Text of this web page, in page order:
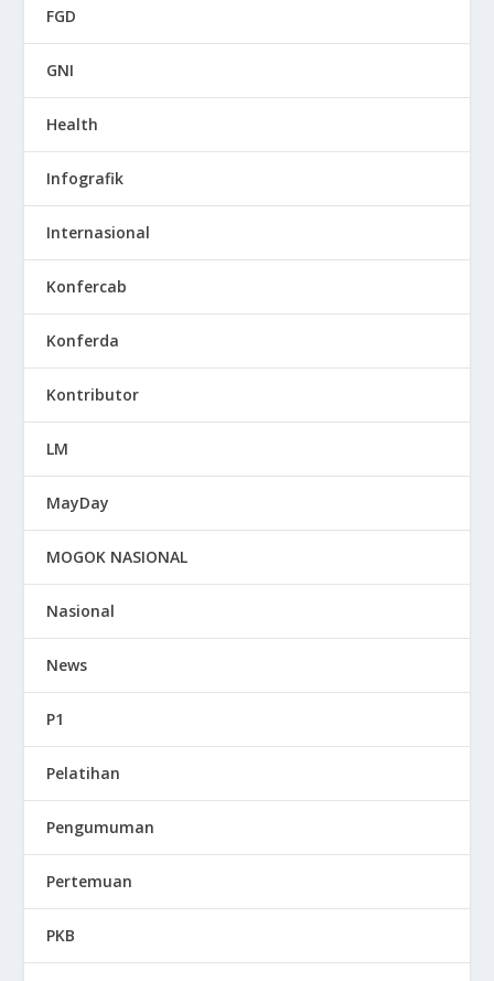
FGD
GNI
Health
Infografik
Internasional
Konfercab
Konferda
Kontributor
LM
MayDay
MOGOK NASIONAL
Nasional
News
P1
Pelatihan
Pengumuman
Pertemuan
PKB